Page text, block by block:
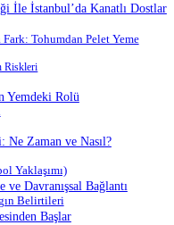
İle İstanbul’da Kanatlı Dostlar
Tohumdan Pelet Yeme
Riskleri
Yemdeki Rolü
Zaman ve Nasıl?
Yaklaşımı)
Davranışsal Bağlantı
Belirtileri
Başlar